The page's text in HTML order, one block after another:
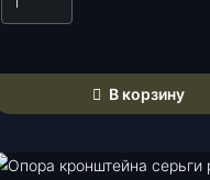
2
0
6
В корзину